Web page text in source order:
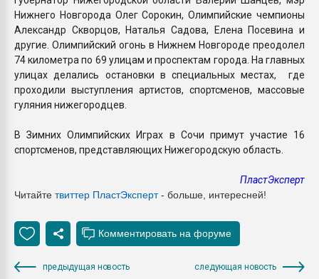
Нижнего Новгорода Олег Сорокин, Олимпийские чемпионы
Александр Скворцов, Наталья Садова, Елена Посевина и
другие. Олимпийский огонь в Нижнем Новгороде преодолел
74 километра по 69 улицам и проспектам города. На главных
улицах делались остановки в специальных местах, где
проходили выступления артистов, спортсменов, массовые
гуляния нижегородцев.
В Зимних Олимпийских Играх в Сочи примут участие 16
спортсменов, представляющих Нижегородскую область.
ПластЭксперт
Читайте твиттер ПластЭксперт- больше, интересней!
предыдущая новость следующая новость